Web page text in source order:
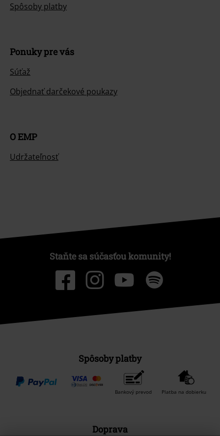
Spôsoby platby
Ponuky pre vás
Súťaž
Objednať darčekové poukazy
O EMP
Udržateľnosť
Staňte sa súčasťou komunity!
Spôsoby platby
Bankový prevod Platba na dobierku
Doprava